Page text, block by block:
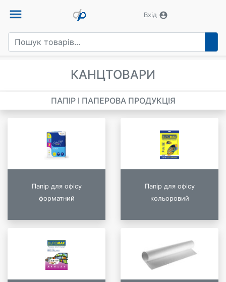
menu Вхід account_circle
КАНЦТОВАРИ
ПАПІР І ПАПЕРОВА ПРОДУКЦІЯ
Папір для офісу
форматний
Папір для офісу
кольоровий